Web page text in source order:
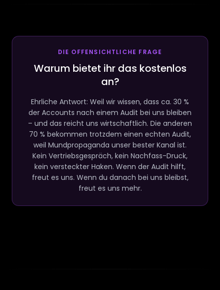
DIE OFFENSICHTLICHE FRAGE
Warum bietet ihr das kostenlos
an?
Ehrliche Antwort: Weil wir wissen, dass ca. 30 %
der Accounts nach einem Audit bei uns bleiben
– und das reicht uns wirtschaftlich. Die anderen
70 % bekommen trotzdem einen echten Audit,
weil Mundpropaganda unser bester Kanal ist.
Kein Vertriebsgespräch, kein Nachfass-Druck,
kein versteckter Haken. Wenn der Audit hilft,
freut es uns. Wenn du danach bei uns bleibst,
freut es uns mehr.